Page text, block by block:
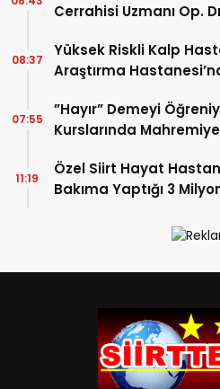
Cerrahisi Uzmanı Op.
Anlamına Gelmez”
Yüksek Riskli Kalp
Araştırma
08:37
”Hayır” Demeyi
Kurslarında
07:55
Özel Siirt Hayat
Bakıma Yaptığı 3
11:19